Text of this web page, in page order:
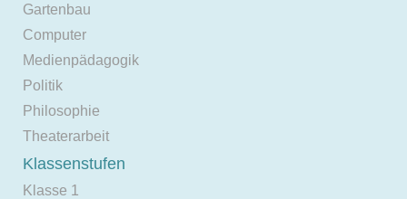
Gartenbau
Computer
Medienpädagogik
Politik
Philosophie
Theaterarbeit
Klassenstufen
Klasse 1